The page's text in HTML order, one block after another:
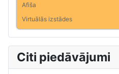
Afiša
Virtuālās izstādes
Citi piedāvājumi